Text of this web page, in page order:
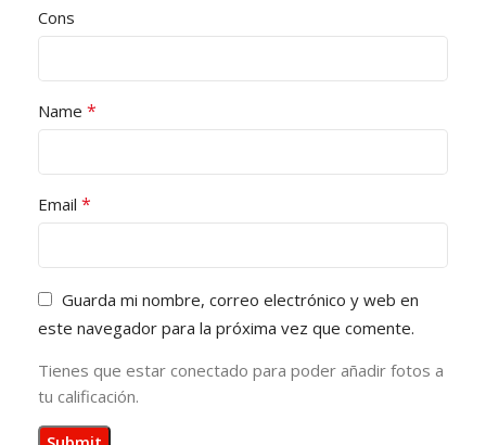
Cons
Name *
Email *
Guarda mi nombre, correo electrónico y web en
este navegador para la próxima vez que comente.
Tienes que estar conectado para poder añadir fotos a
tu calificación.